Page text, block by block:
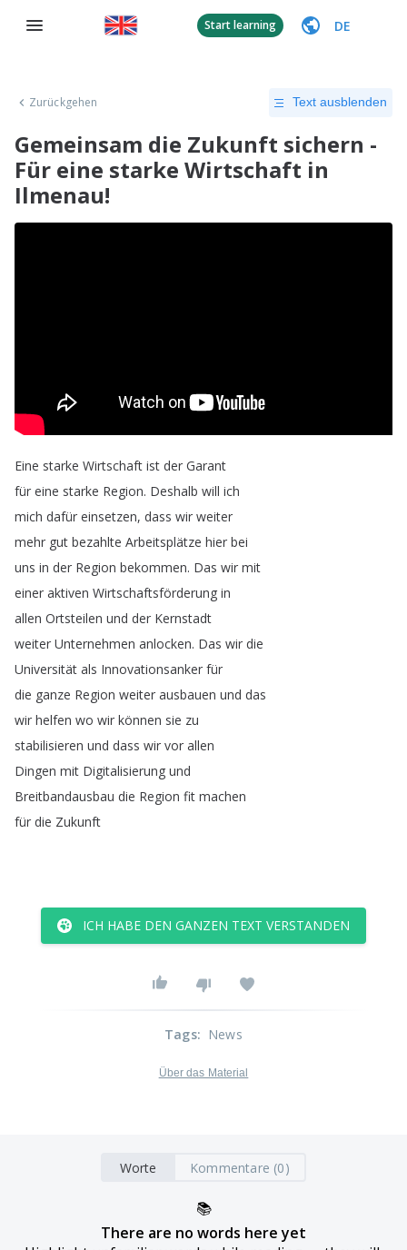
Start learning DE
Zurückgehen Text ausblenden
Gemeinsam die Zukunft sichern -
Für eine starke Wirtschaft in
Ilmenau!
Eine starke Wirtschaft ist der Garant
für eine starke Region. Deshalb will ich
mich dafür einsetzen, dass wir weiter
mehr gut bezahlte Arbeitsplätze hier bei
uns in der Region bekommen. Das wir mit
einer aktiven Wirtschaftsförderung in
allen Ortsteilen und der Kernstadt
weiter Unternehmen anlocken. Das wir die
Universität als Innovationsanker für
die ganze Region weiter ausbauen und das
wir helfen wo wir können sie zu
stabilisieren und dass wir vor allen
Dingen mit Digitalisierung und
Breitbandausbau die Region fit machen
für die Zukunft
ICH HABE DEN GANZEN TEXT VERSTANDEN
Tags: News
Über das Material
Worte Kommentare (0)
📚
There are no words here yet